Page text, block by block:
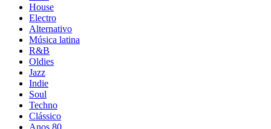
House
Electro
Alternativo
Música latina
R&B
Oldies
Jazz
Indie
Soul
Techno
Clássico